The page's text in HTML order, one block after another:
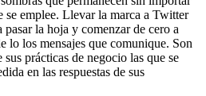
se emplee. Llevar la marca a Twitter
la hoja y comenzar de cero a
lo los mensajes que comunique. Son
prácticas de negocio las que se
en las respuestas de sus